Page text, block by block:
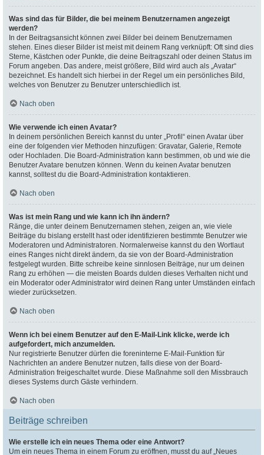
Was sind das für Bilder, die bei meinem Benutzernamen angezeigt
werden?
In der Beitragsansicht können zwei Bilder bei deinem Benutzernamen
stehen. Eines dieser Bilder ist meist mit deinem Rang verknüpft: Oft sind dies
Sterne, Kästchen oder Punkte, die deine Beitragszahl oder deinen Status im
Forum angeben. Das andere, meist größere, Bild wird auch als „Avatar“
bezeichnet. Es handelt sich hierbei in der Regel um ein persönliches Bild,
welches von Benutzer zu Benutzer unterschiedlich ist.
Nach oben
Wie verwende ich einen Avatar?
In deinem persönlichen Bereich kannst du unter „Profil“ einen Avatar über
eine der folgenden vier Methoden hinzufügen: Gravatar, Galerie, Remote
oder Hochladen. Die Board-Administration kann bestimmen, ob und wie die
Benutzer Avatare benutzen können. Wenn du keinen Avatar benutzen
kannst, solltest du die Board-Administration kontaktieren.
Nach oben
Was ist mein Rang und wie kann ich ihn ändern?
Ränge, die unter deinem Benutzernamen stehen, zeigen an, wie viele
Beiträge du bislang erstellt hast oder identifizieren bestimmte Benutzer wie
Moderatoren und Administratoren. Normalerweise kannst du den Wortlaut
eines Ranges nicht direkt ändern, da sie von der Board-Administration
festgelegt wurden. Bitte schreibe keine sinnlosen Beiträge, nur um deinen
Rang zu erhöhen — die meisten Boards dulden dieses Verhalten nicht und
ein Moderator oder Administrator wird deinen Rang unter Umständen einfach
wieder zurücksetzen.
Nach oben
Wenn ich bei einem Benutzer auf den E-Mail-Link klicke, werde ich
aufgefordert, mich anzumelden.
Nur registrierte Benutzer dürfen die foreninterne E-Mail-Funktion für
Nachrichten an andere Benutzer nutzen, falls diese von der Board-
Administration freigeschaltet wurde. Diese Maßnahme soll den Missbrauch
dieses Systems durch Gäste verhindern.
Nach oben
Beiträge schreiben
Wie erstelle ich ein neues Thema oder eine Antwort?
Um ein neues Thema in einem Forum zu eröffnen, musst du auf „Neues